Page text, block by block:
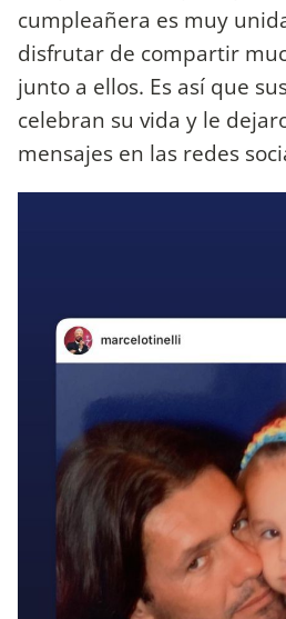
cumpleañera es muy
disfrutar de compartir
junto a ellos. Es así que
celebran su vida y le
mensajes en las redes